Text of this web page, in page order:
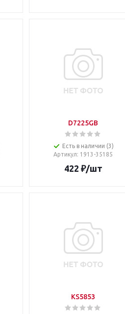
D7225GB
Есть в наличии (3)
Артикул: 1913-35185
422 ₽/шт
KS5853